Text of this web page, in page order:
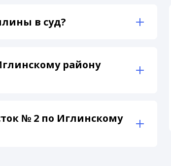
в суд?
району
№ 2 по Иглинскому